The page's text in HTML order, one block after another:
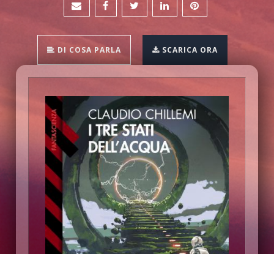
DI COSA PARLA SCARICA ORA